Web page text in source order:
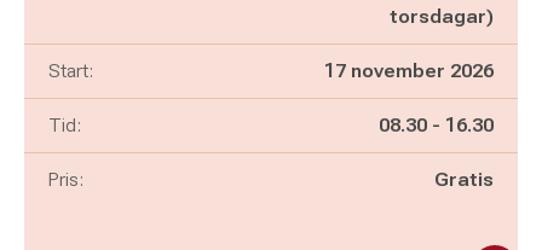
torsdagar)
Start: 17 november 2026
Tid: Pågår mellan
08.30 - och
16.30
Pris: Gratis